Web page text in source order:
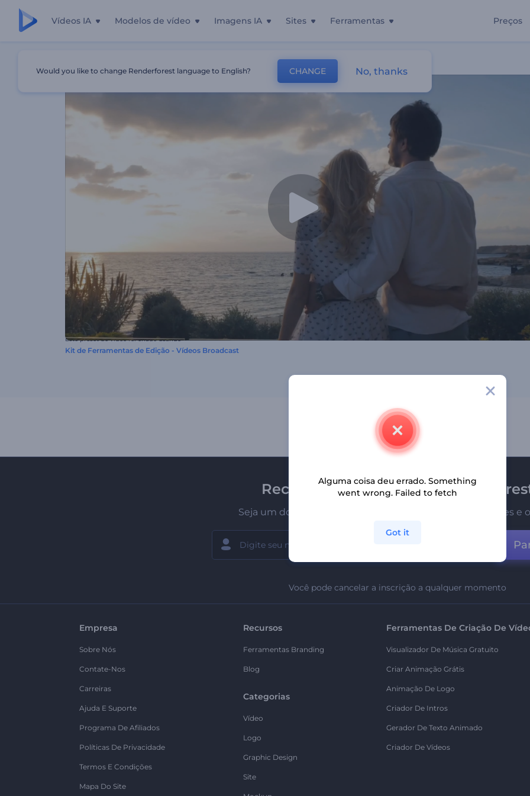
Vídeos IA Modelos de vídeo Imagens IA Sites Ferramentas Preços
7 Sinais De Que Você Encontrou Seu Verdadeiro Amor
Este preset de vídeo foi criado usando
Kit de Ferramentas de Edição - Vídeos Broadcast
Receba a newsletter da
Seja um dos primeiros a receber nossas últimas novidades e
Você pode cancelar a inscrição a qualquer momento
Empresa
Sobre Nós
Contate-Nos
Carreiras
Ajuda E Suporte
Programa De Afiliados
Políticas De Privacidade
Termos E Condições
Mapa Do Site
Recursos
Ferramentas Branding
Blog
Categorias
Vídeo
Logo
Graphic Design
Site
Ferramentas De Criação De
Visualizador De Música Gratuito
Criar Animação Grátis
Animação De Logo
Criador De Intros
Gerador De Texto Animado
Criador De Vídeos
Would you like to change Renderforest language to English? CHANGE No, thanks
Alguma coisa deu errado. Something
went wrong. Failed to fetch
Got it